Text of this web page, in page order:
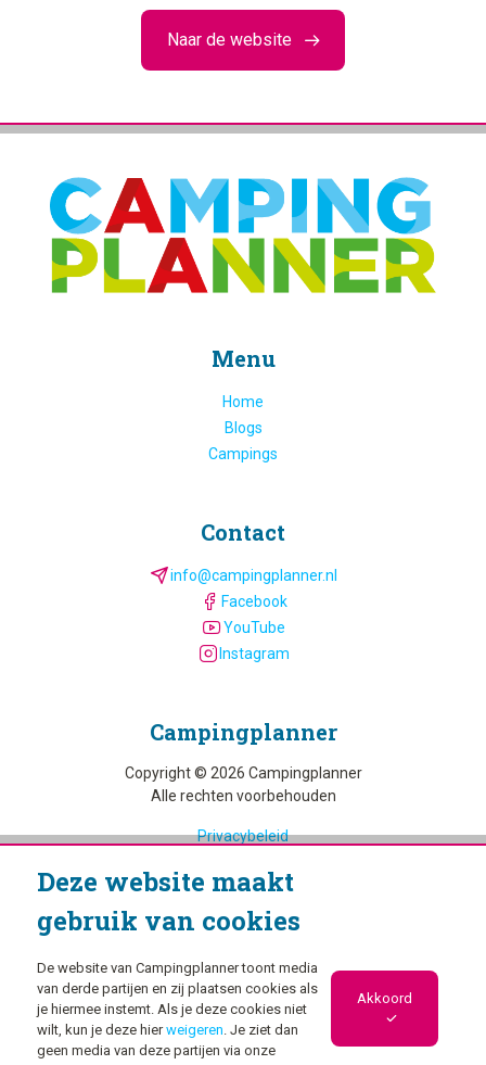
Naar de website
Menu
Home
Blogs
Campings
Contact
info@campingplanner.nl
Facebook
YouTube
Instagram
Camping­planner
Copyright © 2026 Campingplanner
Alle rechten voorbehouden
Privacybeleid
Deze website maakt
gebruik van cookies
De website van Campingplanner toont media
van derde partijen en zij plaatsen cookies als
je hiermee instemt. Als je deze cookies niet
wilt, kun je deze hierweigeren. Je ziet dan
geen media van deze partijen via onze
Akkoord